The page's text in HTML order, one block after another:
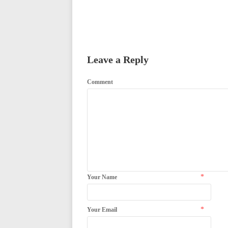
Leave a Reply
Comment
Your Name *
Your Email *